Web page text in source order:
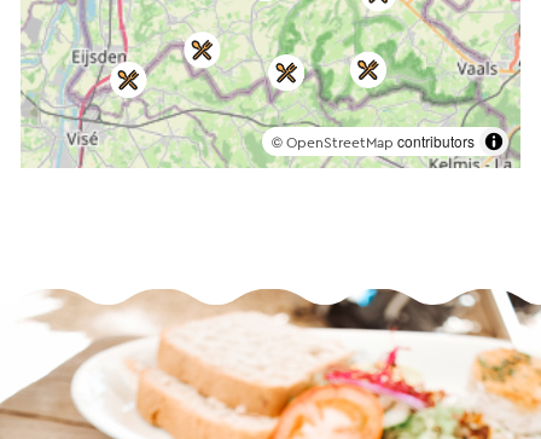
© OpenStreetMap contributors